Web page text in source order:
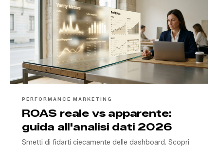
PERFORMANCE MARKETING
ROAS reale vs apparente:
guida all'analisi dati 2026
Smetti di fidarti ciecamente delle dashboard. Scopri